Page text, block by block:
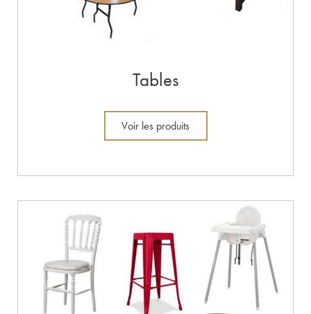
Tables
Voir les produits